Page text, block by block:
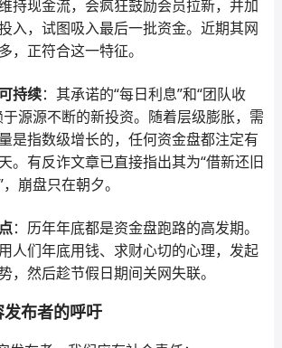
持现金流，会疯狂鼓励会员拉新，并加
入，试图吸入最后一批资金。近期其网
，正符合这一特征。
持续：其承诺的“每日利息”和“团队收
于源源不断的新投资。随着层级膨胀，需
是指数级增长的，任何资金盘都注定有
。有反诈文章已直接指出其为“借新还旧
崩盘只在朝夕。
：历年年底都是资金盘跑路的高发期。
人们年底用钱、求财心切的心理，发起
，然后趁节假日期间关网失联。
布者的呼吁